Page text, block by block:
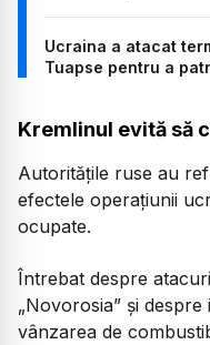
Ucraina a atacat
Tuapse pentru a
Kremlinul evită să
Autoritățile ruse au
efectele operațiunii
ocupate.
Întrebat despre
„Novorosia” și
vânzarea de